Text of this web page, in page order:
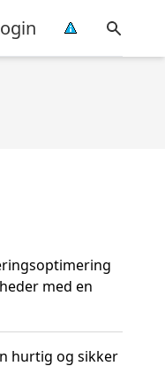
med en
hurtig og sikker